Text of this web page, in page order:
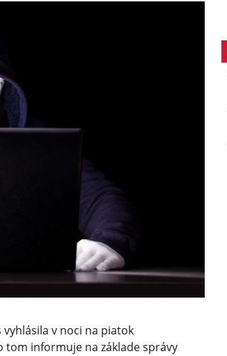
v noci na piatok
tom informuje na základe správy